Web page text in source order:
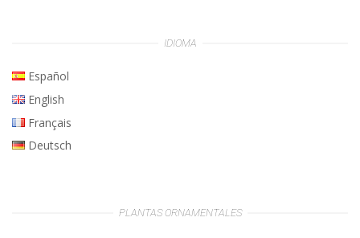
IDIOMA
Español
English
Français
Deutsch
PLANTAS ORNAMENTALES